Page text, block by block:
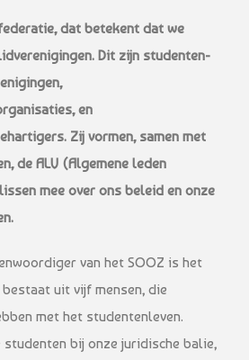
dat betekent dat we
Dit zijn studenten-
en
Zij vormen, samen met
de ALV (Algemene leden
mee over ons beleid en onze
van het SOOZ is het
uit vijf mensen, die
met het studentenleven.
studenten bij onze juridische balie,